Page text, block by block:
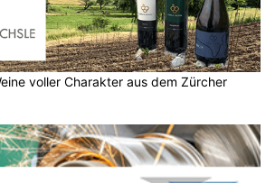
voller Charakter aus dem Zürcher